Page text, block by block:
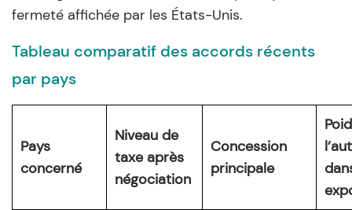
fermeté affichée par les États-Unis.
Tableau comparatif des accords récents
par pays
Pays
concerné
Niveau de
taxe après
négociation
Concession
principale